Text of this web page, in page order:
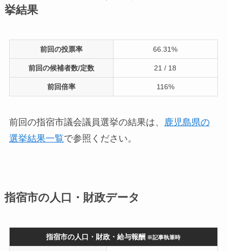
挙結果
前回の投票率 66.31%
前回の候補者数/定数 21 / 18
前回倍率 116%
前回の指宿市議会議員選挙の結果は、
鹿児島県の
選挙結果一覧で参照ください。
指宿市の人口・財政データ
指宿市の人口・財政・給与報酬 ※記事執筆時